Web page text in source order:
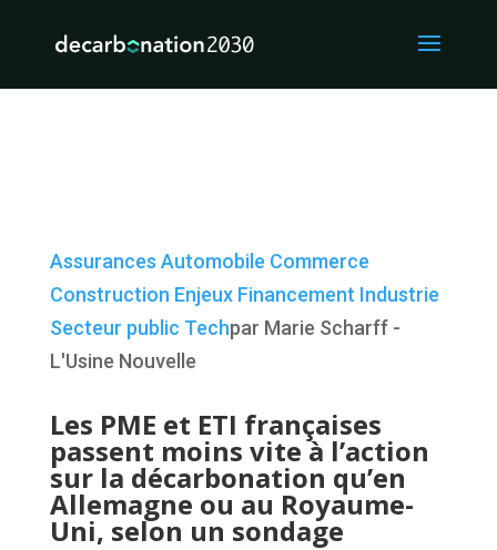
Assurances Automobile Commerce
Construction Enjeux Financement Industrie
Secteur public Techpar Marie Scharff -
L'Usine Nouvelle
Les PME et ETI françaises
passent moins vite à l’action
sur la décarbonation qu’en
Allemagne ou au Royaume-
Uni, selon un sondage